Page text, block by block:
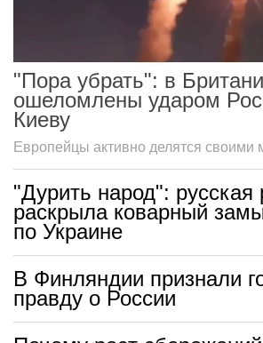
"Пора убрать": в
ошеломлены ударом
Киеву
Европейцы активно делятся своими
"Дурить народ": русская
раскрыла коварный
по Украине
В Финляндии признали
правду о России